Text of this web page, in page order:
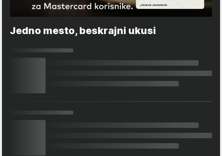
Jedno mesto, beskrajni ukusi